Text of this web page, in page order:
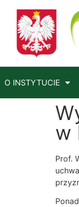
O INSTYTUCIE
w
Prof.